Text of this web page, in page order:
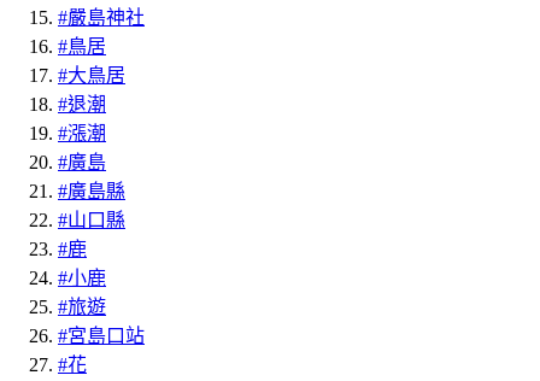
#嚴島神社
#鳥居
#大鳥居
#退潮
#漲潮
#廣島
#廣島縣
#山口縣
#鹿
#小鹿
#旅遊
#宮島口站
#花